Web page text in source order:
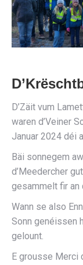
D’Zäit vum
waren d’Veiner
Januar 2024 déi
Bäi sonnegem
d’Meedercher
gesammelt fir an
Wann se also
Sonn genéissen
gelount.
E grousse Merci